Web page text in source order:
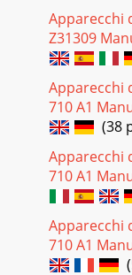
Pagina 28 -
34DE AT
gest
Pagina 29 -
Arbeiten Sie
Pagina 30
36DE AT
Apparecchi
Z31309
Apparecchi
710 A1
(38
Apparecchi
710 A1
Apparecchi
710 A1